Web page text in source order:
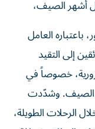
أشهر الصيف،
باعتباره العامل
إلى التقيد
خصوصاً في
الصيف. وشدّدت
الرحلات الطويلة،